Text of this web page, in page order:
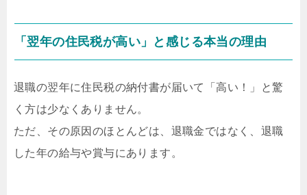
「翌年の住民税が高い」と感じる本当の理由
退職の翌年に住民税の納付書が届いて「高い！」と驚
く方は少なくありません。
ただ、その原因のほとんどは、退職金ではなく、退職
した年の給与や賞与にあります。